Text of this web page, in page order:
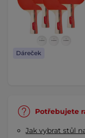
Dáreček
Potřebujete
Jak vybrat stůl